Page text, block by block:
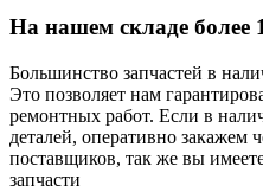
На нашем складе более
Большинство запчастей в
Это позволяет нам
ремонтных работ. Если в
деталей, оперативно закажем
поставщиков, так же вы
запчасти